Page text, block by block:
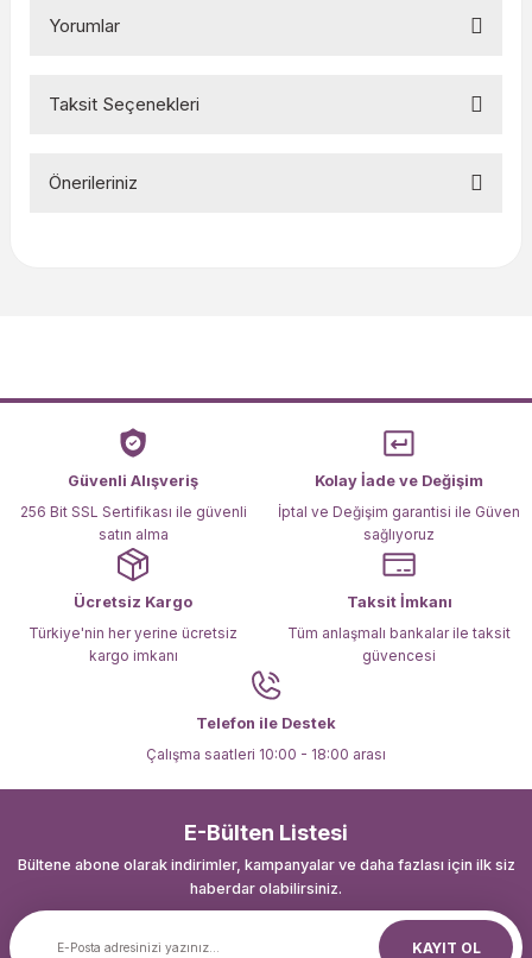
Yorumlar
Taksit Seçenekleri
Önerileriniz
Ürün açıklamasında eksik bilgiler bulunuyor.
Ürün bilgilerinde hatalar bulunuyor.
Ürün fiyatı diğer sitelerden daha pahalı.
Bu ürüne benzer farklı alternatifler olmalı.
Güvenli Alışveriş
256 Bit SSL Sertifikası ile güvenli
satın alma
Kolay İade ve Değişim
İptal ve Değişim garantisi ile Güven
sağlıyoruz
Ücretsiz Kargo
Türkiye'nin her yerine ücretsiz
kargo imkanı
Taksit İmkanı
Tüm anlaşmalı bankalar ile taksit
güvencesi
Telefon ile Destek
Çalışma saatleri 10:00 - 18:00 arası
E-Bülten Listesi
Bültene abone olarak indirimler, kampanyalar ve daha fazlası için ilk siz
haberdar olabilirsiniz.
KAYIT OL